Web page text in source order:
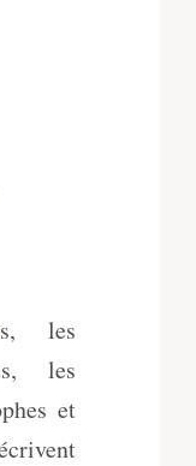
les
les
et